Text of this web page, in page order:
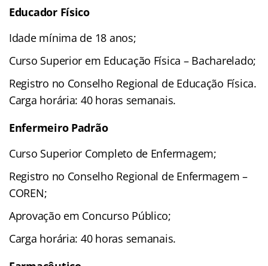
Educador Físico
Idade mínima de 18 anos;
Curso Superior em Educação Física – Bacharelado;
Registro no Conselho Regional de Educação Física.
Carga horária: 40 horas semanais.
Enfermeiro Padrão
Curso Superior Completo de Enfermagem;
Registro no Conselho Regional de Enfermagem –
COREN;
Aprovação em Concurso Público;
Carga horária: 40 horas semanais.